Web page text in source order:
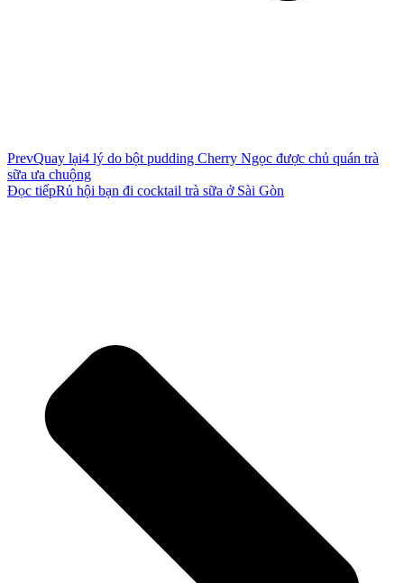
PrevQuay lại4 lý do bột pudding Cherry Ngọc được chủ quán trà
sữa ưa chuộng
Đọc tiếpRủ hội bạn đi cocktail trà sữa ở Sài Gòn